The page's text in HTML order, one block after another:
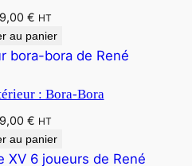
€ HT
au panier
: Bora-Bora
€ HT
au panier